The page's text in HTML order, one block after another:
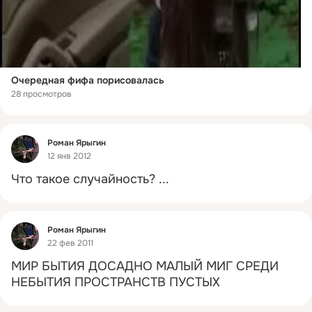
Очередная фифа порисовалась
28 просмотров
Фид
Роман Ярыгин
12 янв 2012
Что такое случайность? ...
Фид
Роман Ярыгин
22 фев 2011
МИР БЫТИЯ ДОСАДНО МАЛЫЙ МИГ СРЕДИ
НЕБЫТИЯ ПРОСТРАНСТВ ПУСТЫХ